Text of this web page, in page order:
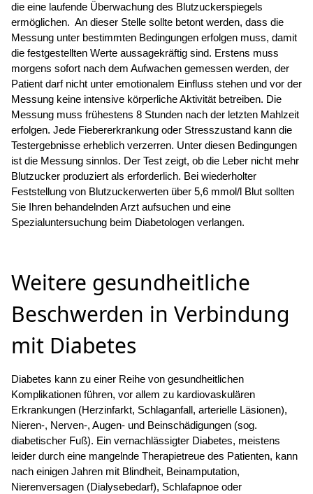
die eine laufende Überwachung des Blutzuckerspiegels
ermöglichen. An dieser Stelle sollte betont werden, dass die
Messung unter bestimmten Bedingungen erfolgen muss, damit
die festgestellten Werte aussagekräftig sind. Erstens muss
morgens sofort nach dem Aufwachen gemessen werden, der
Patient darf nicht unter emotionalem Einfluss stehen und vor der
Messung keine intensive körperliche Aktivität betreiben. Die
Messung muss frühestens 8 Stunden nach der letzten Mahlzeit
erfolgen. Jede Fiebererkrankung oder Stresszustand kann die
Testergebnisse erheblich verzerren. Unter diesen Bedingungen
ist die Messung sinnlos. Der Test zeigt, ob die Leber nicht mehr
Blutzucker produziert als erforderlich. Bei wiederholter
Feststellung von Blutzuckerwerten über 5,6 mmol/l Blut sollten
Sie Ihren behandelnden Arzt aufsuchen und eine
Spezialuntersuchung beim Diabetologen verlangen.
Weitere gesundheitliche
Beschwerden in Verbindung
mit Diabetes
Diabetes kann zu einer Reihe von gesundheitlichen
Komplikationen führen, vor allem zu kardiovaskulären
Erkrankungen (Herzinfarkt, Schlaganfall, arterielle Läsionen),
Nieren-, Nerven-, Augen- und Beinschädigungen (sog.
diabetischer Fuß). Ein vernachlässigter Diabetes, meistens
leider durch eine mangelnde Therapietreue des Patienten, kann
nach einigen Jahren mit Blindheit, Beinamputation,
Nierenversagen (Dialysebedarf), Schlafapnoe oder